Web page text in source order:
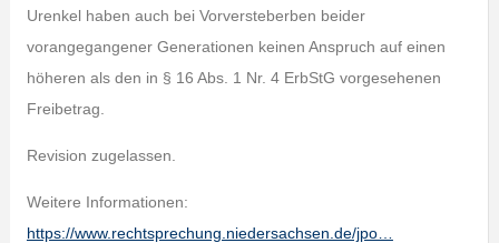
Urenkel haben auch bei Vorversteberben beider
vorangegangener Generationen keinen Anspruch auf einen
höheren als den in § 16 Abs. 1 Nr. 4 ErbStG vorgesehenen
Freibetrag.
Revision zugelassen.
Weitere Informationen:
https://www.rechtsprechung.niedersachsen.de/jpo…